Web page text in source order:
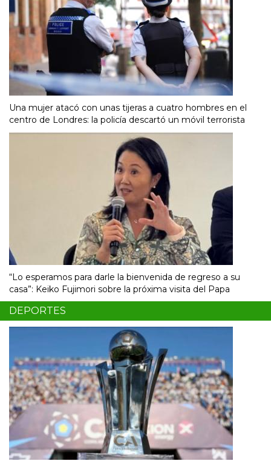
Una mujer atacó con unas tijeras a cuatro hombres en el
centro de Londres: la policía descartó un móvil terrorista
“Lo esperamos para darle la bienvenida de regreso a su
casa”: Keiko Fujimori sobre la próxima visita del Papa
DEPORTES